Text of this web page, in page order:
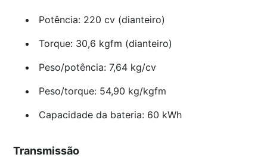
Potência: 220 cv (dianteiro)
Torque: 30,6 kgfm (dianteiro)
Peso/potência: 7,64 kg/cv
Peso/torque: 54,90 kg/kgfm
Capacidade da bateria: 60 kWh
Transmissão